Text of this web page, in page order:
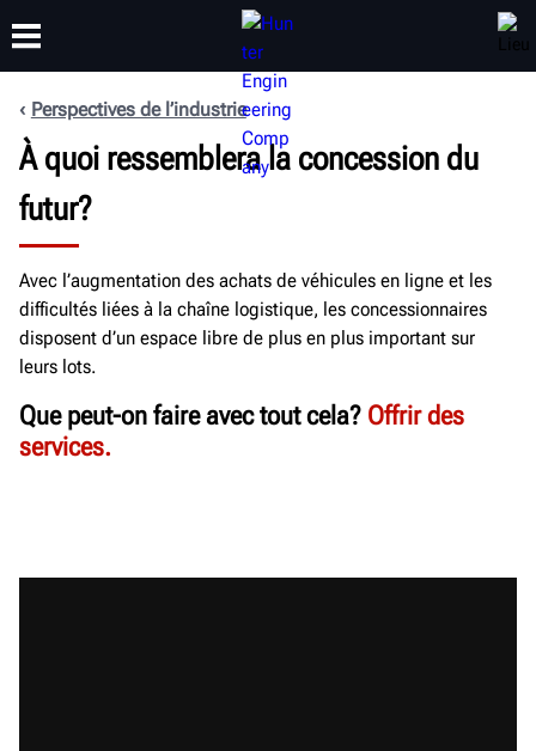
PRODUITS ASSISTANCE
FORMATION
À PROPOS
Perspectives de l’industrie
À quoi ressemblera la concession du
futur?
Avec l’augmentation des achats de véhicules en ligne et les
difficultés liées à la chaîne logistique, les concessionnaires
disposent d’un espace libre de plus en plus important sur
leurs lots.
Que peut-on faire avec tout cela? Offrir des
services.